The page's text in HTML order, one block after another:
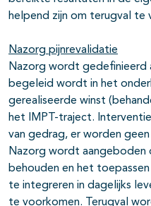
helpend zijn om terugval te
Nazorg pijnrevalidatie
Nazorg wordt gedefinieerd
begeleid wordt in het
gerealiseerde winst
het IMPT-traject.
van gedrag, er worden
Nazorg wordt
behouden en het
te integreren in dagelijks
te voorkomen. Terugval